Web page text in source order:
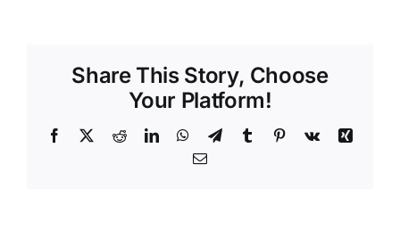
Share This Story, Choose
Your Platform!
Facebook RedditLinkedInWhatsApp
TelegramTumblr Pinterest
Vk
Xing
Email